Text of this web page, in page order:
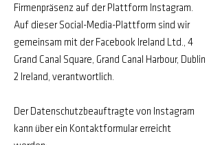
Firmenpräsenz auf der Plattform Instagram.
Auf dieser Social-Media-Plattform sind wir
gemeinsam mit der Facebook Ireland Ltd., 4
Grand Canal Square, Grand Canal Harbour, Dublin
2 Ireland, verantwortlich.
Der Datenschutzbeauftragte von Instagram
kann über ein Kontaktformular erreicht